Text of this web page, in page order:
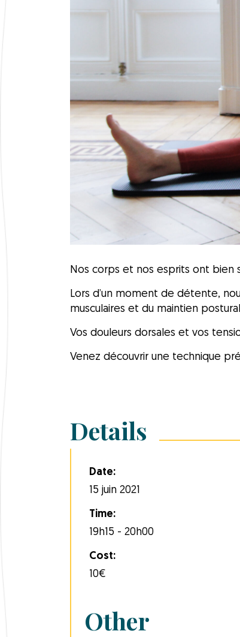
Nos corps et nos esprits ont bien
Lors d’un moment de détente,
musculaires et du maintien
Vos douleurs dorsales et vos
Venez découvrir une technique
Details
Date:
15 juin 2021
Time:
19h15 - 20h00
Cost:
10€
Other